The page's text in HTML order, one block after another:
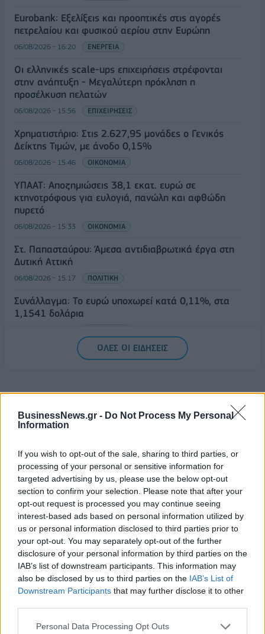
BusinessNews.gr - Do Not Process My Personal
Information
If you wish to opt-out of the sale, sharing to third parties, or
processing of your personal or sensitive information for
targeted advertising by us, please use the below opt-out
section to confirm your selection. Please note that after your
opt-out request is processed you may continue seeing
interest-based ads based on personal information utilized by
us or personal information disclosed to third parties prior to
your opt-out. You may separately opt-out of the further
disclosure of your personal information by third parties on the
IAB’s list of downstream participants. This information may
also be disclosed by us to third parties on the IAB’s List of
Downstream Participants that may further disclose it to other
Personal Data Processing Opt Outs
Eurobank: Εξελίξεις και προοπτικές στις αγορές
πετρελαίου και φυσικού αερίου στην Ευρώπη
06/08/2026 - 16:20 ΕΝΕΡΓΕΙΑ
Οι ελληνικές scale-ups επιχειρήσεις στρέφονται
στην ανάπτυξη - Μεγαλύτερη πρόκληση η
προσέλκυση πελατών
06/08/2026 - 15:56 ΕΠΙΧΕΙΡΗΣΕΙΣ
Χρηματιστήριο: Στις 2.627,95 μονάδες ο Γενικός
Δείκτης Τιμών, με άνοδο 0,15%
06/08/2026 - 15:46 ΟΙΚΟΝΟΜΙΑ
ΥΠΑΑΤ: Αποζημιώσεις 38,1 εκατ. ευρώ σε
κτηνοτρόφους για ευλογιά, πανώλη και αφθώδη
πυρετό
06/08/2026 - 15:33 ΟΙΚΟΝΟΜΙΑ
Στ. Παπασταύρου: Άμεσα αντιδιαβρωτικά έργα στη
Δυτική Αττική
06/08/2026 - 15:17 ΠΟΛΙΤΙΚΗ
Συνάλλαγμα: Το ευρώ υποχωρεί κατά 0,11%, στα
1,1541 δολάρια
ΟΛΕΣ ΟΙ ΕΙΔΗΣΕΙΣ
ΔΗΜΟΦΙΛΗ
Metlen: Ρεκόρ EBITDA στο α' εξάμηνο, στα 550
εκατ. ευρώ – Καθαρά κέρδη 313 εκατ. ευρώ
06/08/2026 - 09:12
Β.Σ. Καρούλιας: Τζίρος 98,7 εκατ. ευρώ και
αύξηση κερδών 57% - Τα νέα στοιχήματα σε low
& non alcohol
HELLENiQ ENERGY: Κέρδη 393 εκατ. ευρώ στο α'